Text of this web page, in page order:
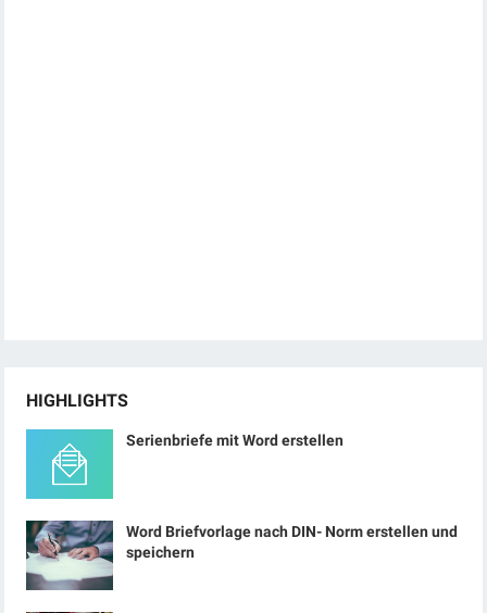
HIGHLIGHTS
Serienbriefe mit Word erstellen
Word Briefvorlage nach DIN- Norm erstellen und
speichern